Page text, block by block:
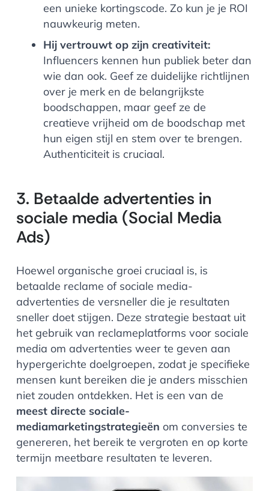
een unieke kortingscode. Zo kun je je ROI
nauwkeurig meten.
Hij vertrouwt op zijn creativiteit:
Influencers kennen hun publiek beter dan
wie dan ook. Geef ze duidelijke richtlijnen
over je merk en de belangrijkste
boodschappen, maar geef ze de
creatieve vrijheid om de boodschap met
hun eigen stijl en stem over te brengen.
Authenticiteit is cruciaal.
3. Betaalde advertenties in
sociale media (Social Media
Ads)
Hoewel organische groei cruciaal is, is
betaalde reclame of sociale media-
advertenties de versneller die je resultaten
sneller doet stijgen. Deze strategie bestaat uit
het gebruik van reclameplatforms voor sociale
media om advertenties weer te geven aan
hypergerichte doelgroepen, zodat je specifieke
mensen kunt bereiken die je anders misschien
niet zouden ontdekken. Het is een van de
meest directe sociale-
mediamarketingstrategieën om conversies te
genereren, het bereik te vergroten en op korte
termijn meetbare resultaten te leveren.